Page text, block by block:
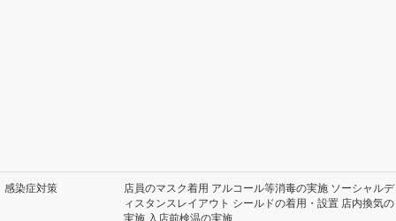
感染症対策
店員のマスク着用 アルコール等消毒の実施 ソーシャルデ
ィスタンスレイアウト シールドの着用・設置 店内換気の
実施 入店前検温の実施